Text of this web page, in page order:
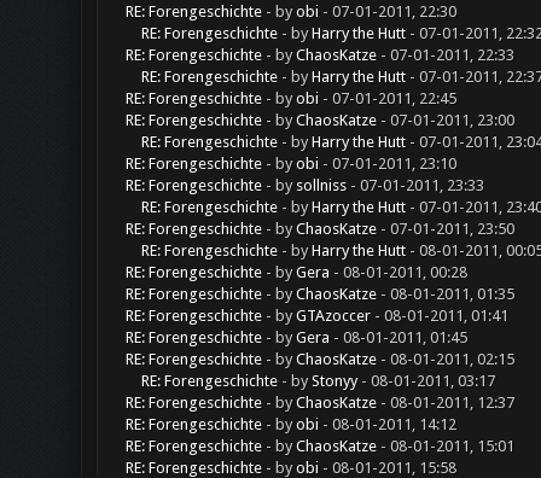
RE: Forengeschichte - byobi- 07-01-2011, 22:30
RE: Forengeschichte - byHarry the Hutt- 07-01-2011,
RE: Forengeschichte - byChaosKatze- 07-01-2011, 22:33
RE: Forengeschichte - byHarry the Hutt- 07-01-2011,
RE: Forengeschichte - byobi- 07-01-2011, 22:45
RE: Forengeschichte - byChaosKatze- 07-01-2011, 23:00
RE: Forengeschichte - byHarry the Hutt- 07-01-2011,
RE: Forengeschichte - byobi- 07-01-2011, 23:10
RE: Forengeschichte - by sollniss- 07-01-2011, 23:33
RE: Forengeschichte - byHarry the Hutt- 07-01-2011,
RE: Forengeschichte - byChaosKatze- 07-01-2011, 23:50
RE: Forengeschichte - byHarry the Hutt- 08-01-2011,
RE: Forengeschichte - byGera - 08-01-2011, 00:28
RE: Forengeschichte - byChaosKatze- 08-01-2011, 01:35
RE: Forengeschichte - byGTAzoccer- 08-01-2011, 01:41
RE: Forengeschichte - byGera - 08-01-2011, 01:45
RE: Forengeschichte - byChaosKatze- 08-01-2011, 02:15
RE: Forengeschichte - byStonyy- 08-01-2011, 03:17
RE: Forengeschichte - byChaosKatze- 08-01-2011, 12:37
RE: Forengeschichte - byobi- 08-01-2011, 14:12
RE: Forengeschichte - byChaosKatze- 08-01-2011, 15:01
RE: Forengeschichte - byobi- 08-01-2011, 15:58